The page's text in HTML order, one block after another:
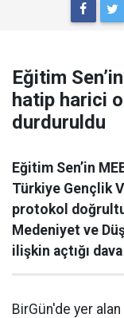
Eğitim
hatip harici
durduruldu
Eğitim Sen’in
Türkiye Gençlik
protokol
Medeniyet ve
ilişkin açtığı
BirGün'de yer